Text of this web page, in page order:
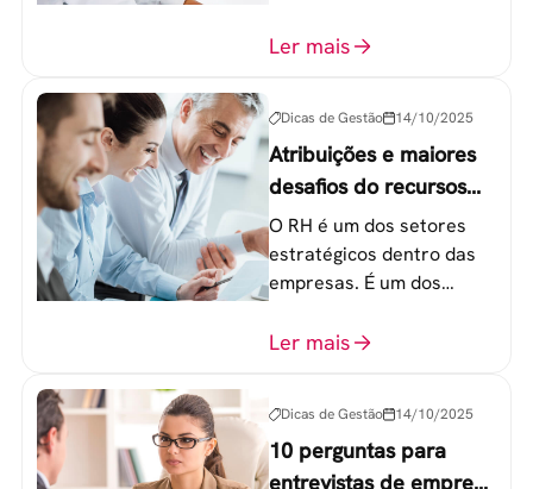
colaboradores na faixa de
Ler mais
Dicas de Gestão 14/10/2025
Atribuições e maiores
desafios do recursos
humanos em uma
empresa
O RH é um dos setores
estratégicos dentro das
empresas. É um dos
o atingimento das metas
Ler mais
Dicas de Gestão 14/10/2025
10 perguntas para
entrevistas de emprego